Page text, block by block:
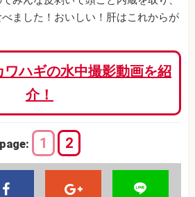
ました！おいしい！肝はこれからが
ワハギの水中撮影動画を紹
介！
page: 1 2